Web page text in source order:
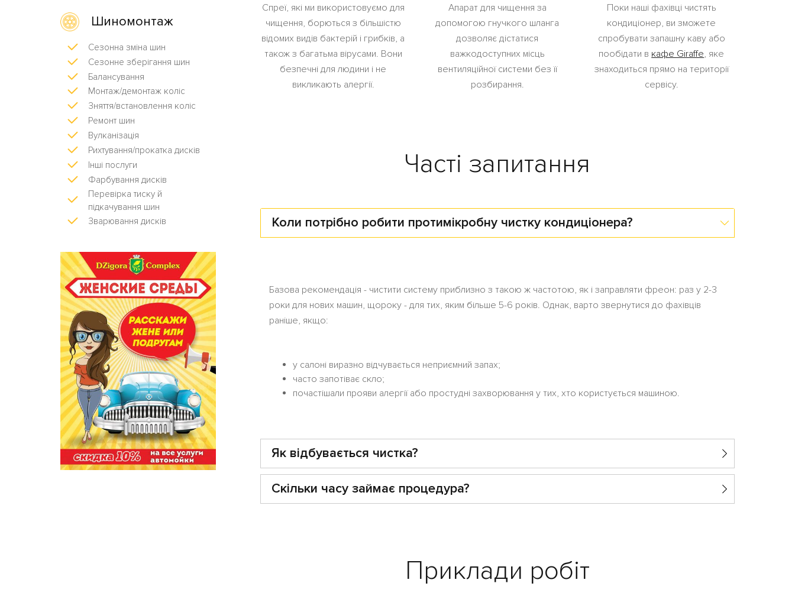
Шиномонтаж
Сезонна зміна шин
Сезонне зберігання шин
Балансування
Монтаж/демонтаж коліс
Зняття/встановлення коліс
Ремонт шин
Вулканізація
Рихтування/прокатка дисків
Інші послуги
Фарбування дисків
Перевірка тиску й
підкачування шин
Зварювання дисків
Спреї, які ми використовуємо для
чищення, борються з більшістю
відомих видів бактерій і грибків, а
також з багатьма вірусами. Вони
безпечні для людини і не
викликають алергії.
Апарат для чищення за
допомогою гнучкого шланга
дозволяє дістатися
важкодоступних місць
вентиляційної системи без її
розбирання.
Поки наші фахівці чистять
кондиціонер, ви зможете
спробувати запашну каву або
пообідати в кафе Giraffe, яке
знаходиться прямо на території
сервісу.
Часті запитання
Коли потрібно робити протимікробну чистку кондиціонера?
Базова рекомендація - чистити систему приблизно з такою ж частотою, як і заправляти фреон: раз у 2-3
роки для нових машин, щороку - для тих, яким більше 5-6 років. Однак, варто звернутися до фахівців
раніше, якщо:
у салоні виразно відчувається неприємний запах;
часто запотіває скло;
почастішали прояви алергії або простудні захворювання у тих, хто користується машиною.
Як відбувається чистка?
Скільки часу займає процедура?
Приклади робіт